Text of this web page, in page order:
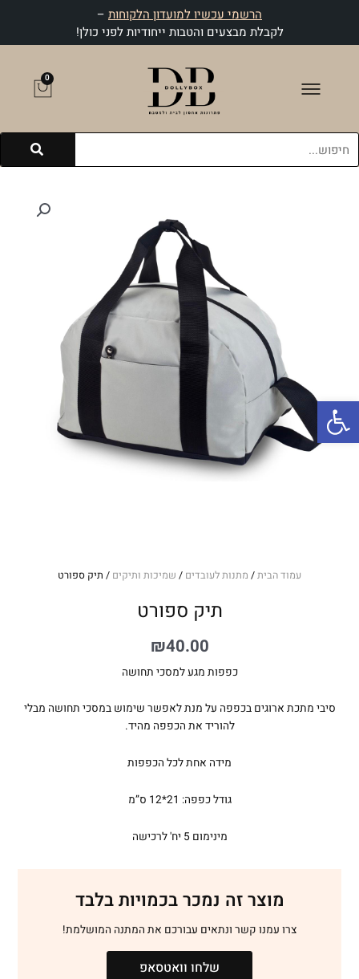
פתח סרגל נגישות
הרשמי עכשיו למועדון הלקוחות –
לקבלת מבצעים והטבות ייחודיות לפני כולן!
0
עגלת
עמוד הבית/ מתנות לעובדים / שמיכות ותיקים / תיק ספורט
תיק ספורט
₪40.00
כפפות מגע למסכי תחושה
סיבי מתכת ארוגים בכפפה על מנת לאפשר שימוש במסכי תחושה מבלי
להוריד את הכפפה מהיד.
מידה אחת לכל הכפפות
גודל כפפה: 21*12 ס”מ
מינימום 5 יח' לרכישה
מוצר זה נמכר בכמויות בלבד
צרו עמנו קשר ונתאים עבורכם את המתנה המושלמת!
שלחו וואטסאפ